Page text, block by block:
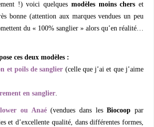
!) voici quelques modèles moins chers et
bonne (attention aux marques vendues un peu
du « 100% sanglier » alors qu’en réalité…
ces deux modèles :
et poils de sanglier (celle que j’ai et que j’aime
en sanglier.
ou Anaé(vendues dans lesBiocoop par
et d’excellente qualité, dans différentes formes,